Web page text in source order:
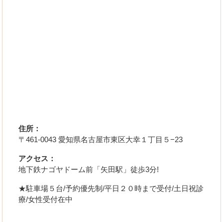
住所：
〒461-0043 愛知県名古屋市東区大幸１丁目５−23
アクセス：
地下鉄ナゴヤドーム前「矢田駅」徒歩3分!
★駐車場５台/予約優先制/平日２０時まで受付/土日祝診
療/女性受付在中